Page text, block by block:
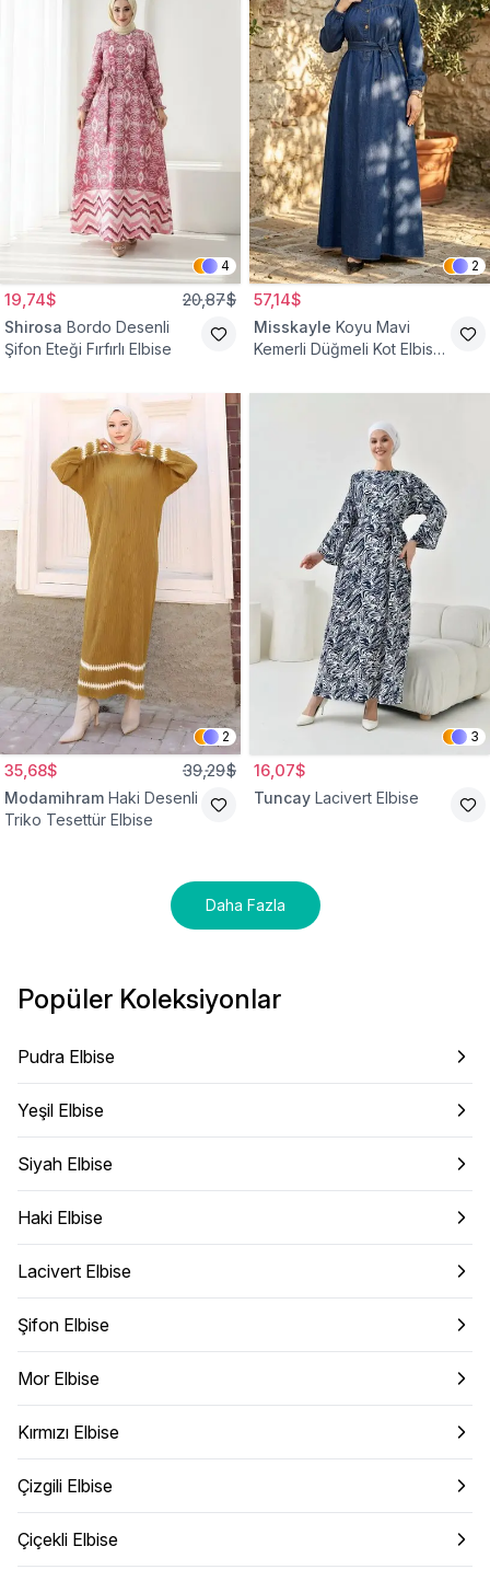
4
19,74$ 20,87$
Shirosa Bordo Desenli
Şifon Eteği Fırfırlı Elbise
2
57,14$
Misskayle Koyu Mavi
Kemerli Düğmeli Kot Elbise
2
35,68$ 39,29$
Modamihram Haki Desenli
Triko Tesettür Elbise
3
16,07$
Tuncay Lacivert Elbise
Daha Fazla
Popüler Koleksiyonlar
Pudra Elbise
Yeşil Elbise
Siyah Elbise
Haki Elbise
Lacivert Elbise
Şifon Elbise
Mor Elbise
Kırmızı Elbise
Çizgili Elbise
Çiçekli Elbise